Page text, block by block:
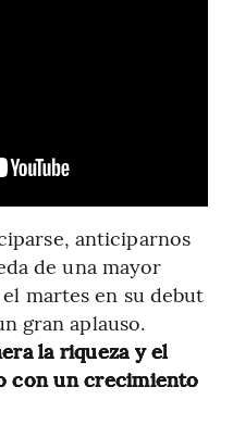
anticiparnos
de una mayor
martes en su debut
gran aplauso.
la riqueza y el
con un crecimiento